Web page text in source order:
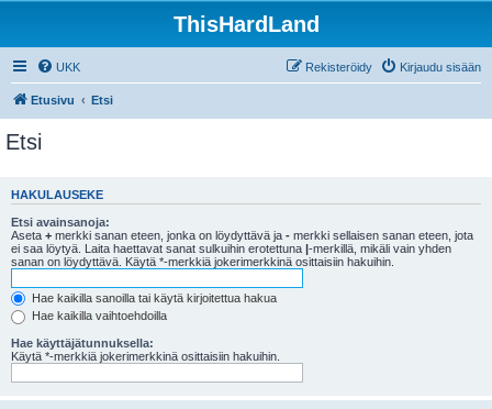
ThisHardLand
UKK Kirjaudu sisään
Rekisteröidy
Etusivu Etsi
Etsi
HAKULAUSEKE
Etsi avainsanoja:
Aseta + merkki sanan eteen, jonka on löydyttävä ja - merkki sellaisen sanan eteen, jota
ei saa löytyä. Laita haettavat sanat sulkuihin erotettuna |-merkillä, mikäli vain yhden
sanan on löydyttävä. Käytä *-merkkiä jokerimerkkinä osittaisiin hakuihin.
Hae kaikilla sanoilla tai käytä kirjoitettua hakua
Hae kaikilla vaihtoehdoilla
Hae käyttäjätunnuksella:
Käytä *-merkkiä jokerimerkkinä osittaisiin hakuihin.